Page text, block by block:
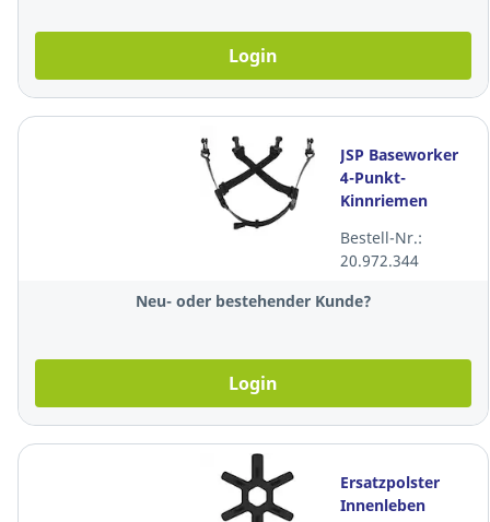
Login
JSP Baseworker
4-Punkt-
Kinnriemen
Evolite Helme,
schwarz
Bestell-Nr.:
20.972.344
Neu- oder bestehender Kunde?
Login
Ersatzpolster
Innenleben